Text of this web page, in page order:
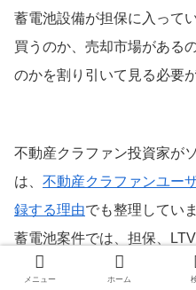
蓄電池設備が担保に入って
買うのか、売却市場がある
のかを割り引いて見る必要
不動産クラファン投資家が
は、 不動産クラファンユー
録する理由でも整理していま
蓄電池案件では、担保、
とで、不動産クラファン型
メニュー ホーム